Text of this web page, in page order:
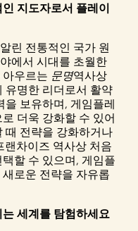
지도자로서 플레이
린 전통적인 국가 원
에서 시대를 초월한
우르는 문명역사상
유명한 리더로서 활약
보유하며, 게임플레
더욱 강화할 수 있어
때 전략을 강화하거나
랜차이즈 역사상 처음
할 수 있으며, 게임플
로운 전략을 자유롭
세계를 탐험하세요